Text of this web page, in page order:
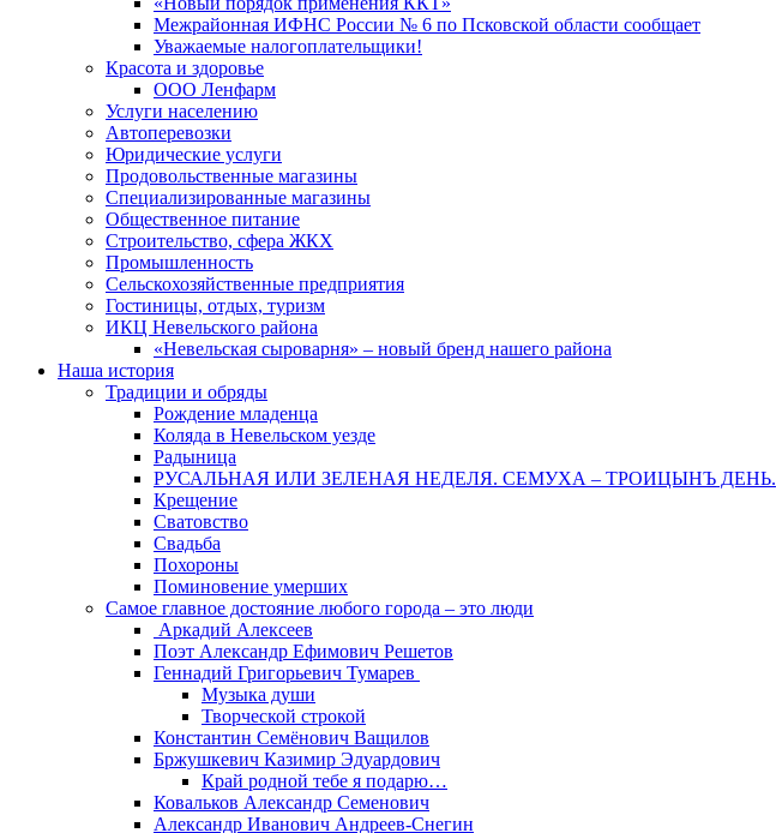
Межрайонная ИФНС России № 6 по Псковской области сообщает
Уважаемые налогоплательщики!
Красота и здоровье
ООО Ленфарм
Услуги населению
Автоперевозки
Юридические услуги
Продовольственные магазины
Специализированные магазины
Общественное питание
Строительство, сфера ЖКХ
Промышленность
Сельскохозяйственные предприятия
Гостиницы, отдых, туризм
ИКЦ Невельского района
«Невельская сыроварня» – новый бренд нашего района
Наша история
Традиции и обряды
Рождение младенца
Коляда в Невельском уезде
Радыница
РУСАЛЬНАЯ ИЛИ ЗЕЛЕНАЯ НЕДЕЛЯ. СЕМУХА – ТРОИЦЫНЪ ДЕНЬ.
Крещение
Сватовство
Свадьба
Похороны
Поминовение умерших
Самое главное достояние любого города – это люди
Аркадий Алексеев
Поэт Александр Ефимович Решетов
Геннадий Григорьевич Тумарев
Музыка души
Творческой строкой
Константин Семёнович Ващилов
Бржушкевич Казимир Эдуардович
Край родной тебе я подарю…
Ковальков Александр Семенович
Александр Иванович Андреев-Снегин